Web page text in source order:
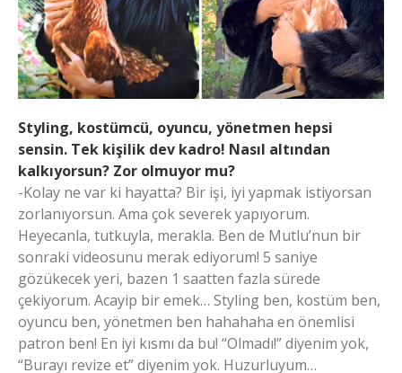
Styling, kostümcü, oyuncu, yönetmen hepsi
sensin. Tek kişilik dev kadro! Nasıl altından
kalkıyorsun? Zor olmuyor mu?
-Kolay ne var ki hayatta? Bir işi, iyi yapmak istiyorsan
zorlanıyorsun. Ama çok severek yapıyorum.
Heyecanla, tutkuyla, merakla. Ben de Mutlu’nun bir
sonraki videosunu merak ediyorum! 5 saniye
gözükecek yeri, bazen 1 saatten fazla sürede
çekiyorum. Acayip bir emek… Styling ben, kostüm ben,
oyuncu ben, yönetmen ben hahahaha en önemlisi
patron ben! En iyi kısmı da bu! “Olmadı!” diyenim yok,
“Burayı revize et” diyenim yok. Huzurluyum…